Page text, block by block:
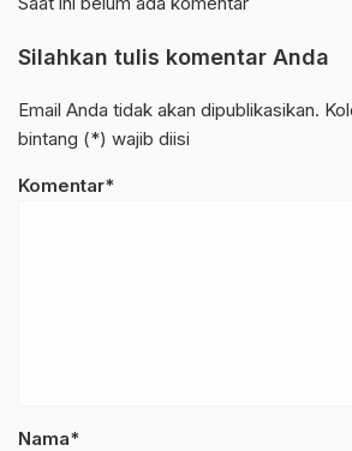
Silahkan tulis komentar Anda
Email Anda tidak akan dipublikasikan.
bintang (*) wajib diisi
Komentar*
Nama*